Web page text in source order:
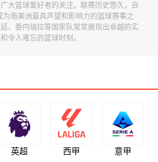
大篮球爱好者的关注。联赛历史悠久，自
南美洲最具声望和影响力的篮球赛事之
、委内瑞拉等国家队常常展现出卓越的实
令人难忘的篮球时刻。
英超 西甲 意甲